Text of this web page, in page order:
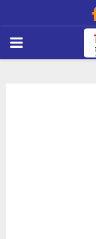
PRIMARY